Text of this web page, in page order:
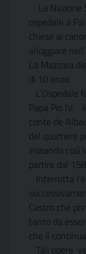
La Nazione
ospedale a
chiese ai
alloggiare
La Mazzara
di 10 onze.
L’Ospedale
Papa Pio IV;
conte de
del quartiere
iniziando così
partire dal
Interrotta
Castro che
tanto da
che il
Tali opere